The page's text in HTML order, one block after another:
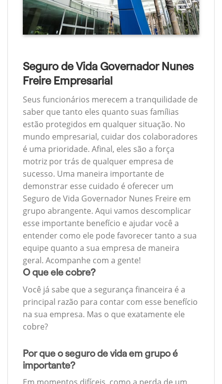
Seguro de Vida Governador Nunes
Freire Empresarial
Seus funcionários merecem a tranquilidade de
saber que tanto eles quanto suas famílias
estão protegidos em qualquer situação. No
mundo empresarial, cuidar dos colaboradores
é uma prioridade. Afinal, eles são a força
motriz por trás de qualquer empresa de
sucesso. Uma maneira importante de
demonstrar esse cuidado é oferecer um
Seguro de Vida Governador Nunes Freire em
grupo abrangente. Aqui vamos descomplicar
esse importante benefício e ajudar você a
entender como ele pode favorecer tanto a sua
equipe quanto a sua empresa de maneira
geral. Acompanhe com a gente!
O que ele cobre?
Você já sabe que a segurança financeira é a
principal razão para contar com esse benefício
na sua empresa. Mas o que exatamente ele
cobre?
Por que o seguro de vida em grupo é
importante?